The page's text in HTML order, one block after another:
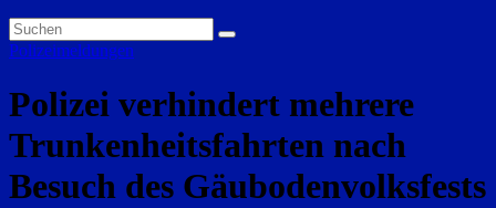
Polizeimeldungen
Polizei verhindert mehrere
Trunkenheitsfahrten nach
Besuch des Gäubodenvolksfests